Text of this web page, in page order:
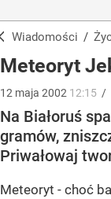
Wiadomości /
Meteoryt
12 maja 2002 12:15 /
Na Białoruś
gramów,
Priwałowaj
Meteoryt - choć